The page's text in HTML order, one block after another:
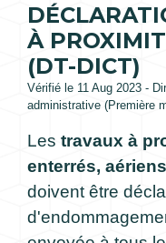
À
(DT-DICT)
Vérifié le 11 Aug 2023 -
administrative (Première
Les travaux à
enterrés,
doivent être